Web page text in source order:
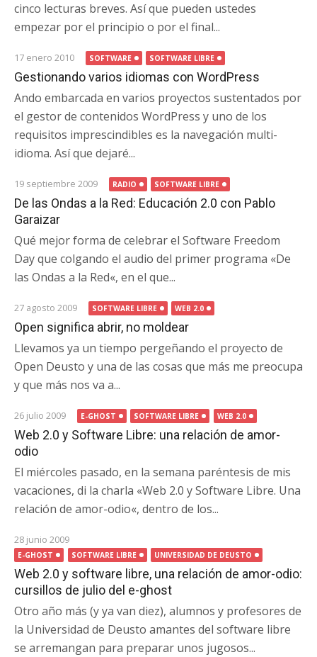
cinco lecturas breves. Así que pueden ustedes
empezar por el principio o por el final...
17 enero 2010 SOFTWARE SOFTWARE LIBRE
Gestionando varios idiomas con WordPress
Ando embarcada en varios proyectos sustentados por
el gestor de contenidos WordPress y uno de los
requisitos imprescindibles es la navegación multi-
idioma. Así que dejaré...
19 septiembre 2009 RADIO SOFTWARE LIBRE
De las Ondas a la Red: Educación 2.0 con Pablo
Garaizar
Qué mejor forma de celebrar el Software Freedom
Day que colgando el audio del primer programa «De
las Ondas a la Red«, en el que...
27 agosto 2009 SOFTWARE LIBRE WEB 2.0
Open significa abrir, no moldear
Llevamos ya un tiempo pergeñando el proyecto de
Open Deusto y una de las cosas que más me preocupa
y que más nos va a...
26 julio 2009 E-GHOST SOFTWARE LIBRE WEB 2.0
Web 2.0 y Software Libre: una relación de amor-
odio
El miércoles pasado, en la semana paréntesis de mis
vacaciones, di la charla «Web 2.0 y Software Libre. Una
relación de amor-odio«, dentro de los...
28 junio 2009
E-GHOST SOFTWARE LIBRE UNIVERSIDAD DE DEUSTO
Web 2.0 y software libre, una relación de amor-odio:
cursillos de julio del e-ghost
Otro año más (y ya van diez), alumnos y profesores de
la Universidad de Deusto amantes del software libre
se arremangan para preparar unos jugosos...